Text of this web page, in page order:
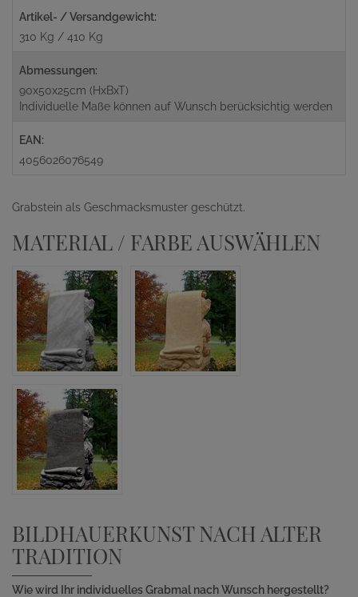
Artikel- / Versandgewicht:
310 Kg / 410 Kg
Abmessungen:
90x50x25cm (HxBxT)
Individuelle Maße können auf Wunsch berücksichtig werden
EAN:
4056026076549
Grabstein als Geschmacksmuster geschützt.
MATERIAL / FARBE AUSWÄHLEN
BILDHAUERKUNST NACH ALTER
TRADITION
Wie wird Ihr individuelles Grabmal nach Wunsch hergestellt?